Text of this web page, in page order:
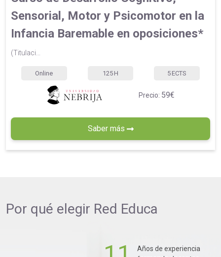
Sensorial, Motor y Psicomotor en la
Infancia Baremable en oposiciones*
(Titulaci...
Online 125 H 5 ECTS
Precio: 59€
Saber más
Por qué elegir Red Educa
Años de experiencia